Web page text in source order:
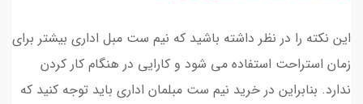
این نکته را در نظر داشته باشید که نیم ست مبل اداری بیشتر برای
زمان استراحت استفاده می شود و کارایی در هنگام کار کردن
ندارد. بنابراین در خرید نیم ست مبلمان اداری باید توجه کنید که